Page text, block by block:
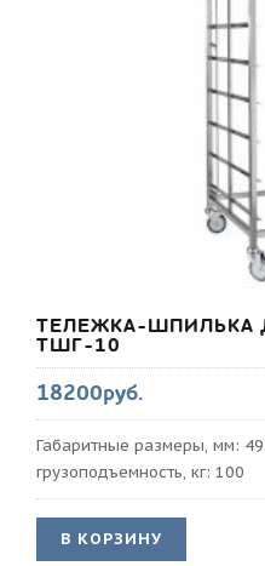
ТЕЛЕЖКА-ШПИЛЬКА
ТШГ-10
18200руб.
Габаритные размеры, мм:
грузоподъемность, кг: 100
В КОРЗИНУ